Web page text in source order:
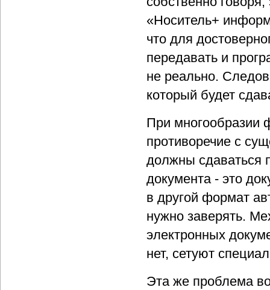
«Носитель+
что для
передавать и
не реально.
который будет
При многообразии
противоречие с
должны сдаваться
документа - это
в другой формат
нужно заверять.
электронных
нет, сетуют
Эта же проблема